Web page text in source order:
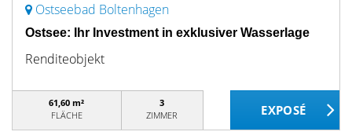
Ostseebad Boltenhagen
Ostsee: Ihr Investment in exklusiver Wasserlage
Renditeobjekt
61,60 m²
FLÄCHE
3
ZIMMER